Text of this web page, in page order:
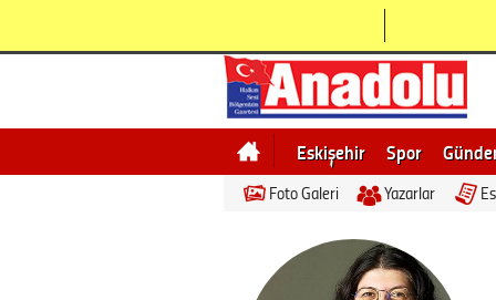
Eskişehir Spor
Bilecik
Ne demek
Foto Galeri Yazarlar